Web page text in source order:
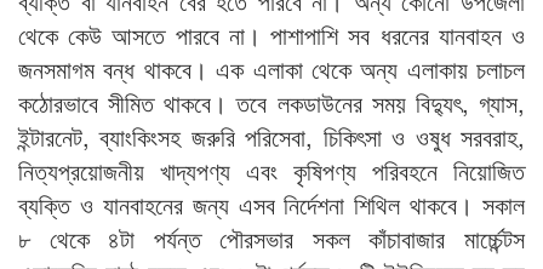
থেকে কেউ আসতে পারবে না। পাশাপাশি সব ধরনের যানবাহন ও
জনসমাগম বন্ধ থাকবে। এক এলাকা থেকে অন্য এলাকায় চলাচল
কঠোরভাবে সীমিত থাকবে। তবে লকডাউনের সময় বিদ্যুৎ, গ্যাস,
ইন্টারনেট, ব্যাংকিংসহ জরুরি পরিসেবা, চিকিৎসা ও ওষুধ সরবরাহ,
নিত্যপ্রয়োজনীয় খাদ্যপণ্য এবং কৃষিপণ্য পরিবহনে নিয়োজিত
ব্যক্তি ও যানবাহনের জন্য এসব নির্দেশনা শিথিল থাকবে। সকাল
৮ থেকে ৪টা পর্যন্ত পৌরসভার সকল কাঁচাবাজার মার্চ্চেন্টস